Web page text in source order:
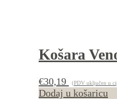
Košara
€30,19 (PDV uključen u
Dodaj u košaricu